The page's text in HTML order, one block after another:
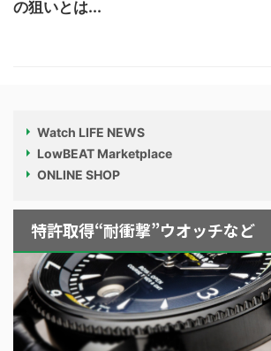
の狙いとは...
Watch LIFE NEWS
LowBEAT Marketplace
ONLINE SHOP
特許取得“耐衝撃”ウオッチなど